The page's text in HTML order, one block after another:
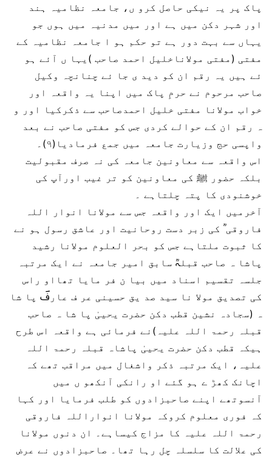
پاک پر یہ نیکی حاصل کرو ں، جامعہ نظامیہ ہند
اور شہر دکن میں ہے اور میں مدنیہ میں ہوں جو
یہاں سے بہت دور ہے تو حکم ہو ا جامعہ نظامیہ کے
مفتی (مفتی مولاناخلیل احمد صاحب )یہا ں آئے ہو
ئے ہیں یہ رقم ان کو دید ی جا ئے چنانچہ وکیل
صاحب مرحوم نے حرمِ پاک میں اپنا یہ واقعہ اور
خواب مولانا مفتی خلیل احمدصاحب سے ذکرکیا اور و
ہ رقم ان کے حوالے کردی جس کو مفتی صاحب نے بعد
واپسی حج وزیارت جامعہ میں جمع فرمادیا(۹)۔
اس واقعہ سے معاونین جامعہ کی نہ صرف مقبولیت
بلکہ حضور ﷺ کی معاونین کو تر غیب اورآپ کی
خوشنودی کا پتہ چلتاہے ۔
آخرمیں ایک اور واقعہ جس سے مولانا انوار اللہ
فاروقی ؒ کی زبر دست روحانیت اور عاشق رسول ہو نے
کا ثبوت ملتاہے جس کو بحر العلوم مولانا رشید
پاشا ہ صاحب قبلہؒ سابق امیر جامعہ نے ایک مرتبہ
جلسہ تقسیم اسناد میں بیا ن فر مایا تھااو راس
کی تصدیق مولا نا سید صد یق حسینی عر ف عارفؔ پا شا
ہ (سجادہ نشین قطب دکن حضرت یحییٰ پا شا ہ صاحب
قبلہ رحمۃ اللہ علیہ)نے فرمائی ہے واقعہ اس طرح
ہیکہ قطب دکن حضرت یحییٰ پاشاہ قبلہ رحمۃ اللہ
علیہ، ایک مرتبہ ذکر واشغال میں مراقب تھے کہ
اچانک کھڑ ے ہو گئے او رانکی آنکھو ں میں
آنسوتھے اپنے صاحبزادوں کو طلب فرمایا اور کہا
کہ فوری معلوم کروکہ مولانا انواراللہ فاروقی
رحمۃ اللہ علیہ کا مزاج کیساہے۔ ان دنوں مولانا
کی علالت کا سلسلہ چل رہا تھا۔ صاحبزادوں نے عرض